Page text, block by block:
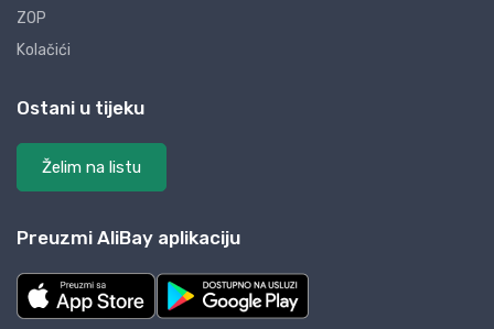
ZOP
Kolačići
Ostani u tijeku
Želim na listu
Preuzmi AliBay aplikaciju